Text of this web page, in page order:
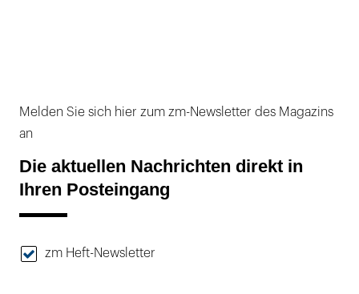
Melden Sie sich hier zum zm-Newsletter des Magazins
an
Die aktuellen Nachrichten direkt in
Ihren Posteingang
zm Heft-Newsletter